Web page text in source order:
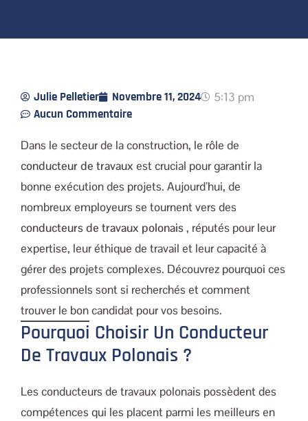
Julie Pelletier Novembre 11, 2024
5:13 pm
Aucun Commentaire
Dans le secteur de la construction, le rôle de
conducteur de travaux est crucial pour garantir la
bonne exécution des projets. Aujourd’hui, de
nombreux employeurs se tournent vers des
conducteurs de travaux polonais, réputés pour leur
expertise, leur éthique de travail et leur capacité à
gérer des projets complexes. Découvrez pourquoi ces
professionnels sont si recherchés et comment
trouver le bon candidat pour vos besoins.
Pourquoi Choisir Un Conducteur
De Travaux Polonais ?
Les conducteurs de travaux polonais possèdent des
compétences qui les placent parmi les meilleurs en